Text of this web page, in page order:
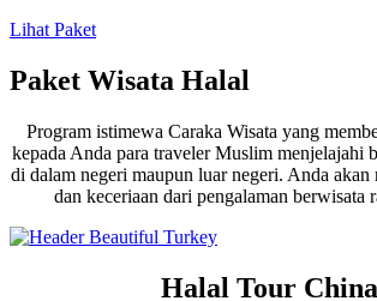
Lihat Paket
Paket Wisata Halal
Program istimewa Caraka Wisata yang
kepada Anda para traveler Muslim menjelajahi
di dalam negeri maupun luar negeri. Anda akan
dan keceriaan dari pengalaman berwisata
Halal Tour China